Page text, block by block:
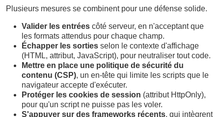
Plusieurs mesures se combinent pour une défense solide.
Valider les entrées côté serveur, en n'acceptant que
les formats attendus pour chaque champ.
Échapper les sorties selon le contexte d'affichage
(HTML, attribut, JavaScript), pour neutraliser tout code.
Mettre en place une politique de sécurité du
contenu (CSP), un en-tête qui limite les scripts que le
navigateur accepte d'exécuter.
Protéger les cookies de session (attribut HttpOnly),
pour qu'un script ne puisse pas les voler.
S'appuyer sur des frameworks récents, qui intègrent